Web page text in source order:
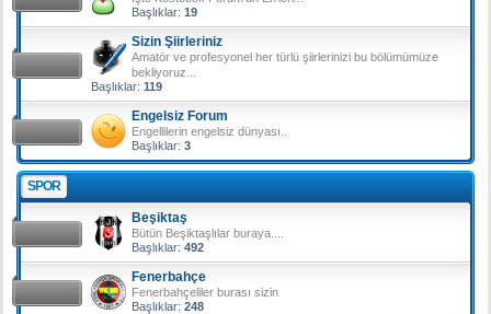
Başlıklar: 19
Sizin Şiirleriniz
Amatör ve profesyonel her türlü şiirlerinizi bu bölümümüze
bekliyoruz...
Başlıklar: 119
Engelsiz Forum
Engellilerin engelsiz dünyası..
Başlıklar: 3
SPOR
Beşiktaş
Bütün Beşiktaşlılar buraya....
Başlıklar: 492
Fenerbahçe
Fenerbahçeliler burası sizin
Başlıklar: 248